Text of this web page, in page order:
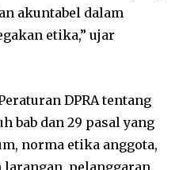
akuntabel dalam
etika,” ujar
DPRA tentang
bab dan 29 pasal yang
norma etika anggota,